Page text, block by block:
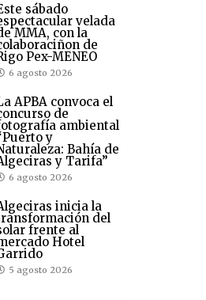
sábado
velada
MMA, con la
de
Pex-MENEO
6 agosto 2026
APBA convoca el
de
ambiental
y
Bahía de
y Tarifa”
6 agosto 2026
inicia la
del
frente al
Hotel
5 agosto 2026